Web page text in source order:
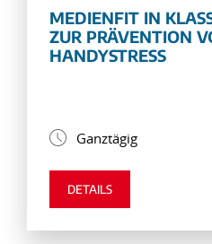
MEDIENFIT IN
ZUR PRÄVENTION
HANDYSTRESS
Ganztägig
DETAILS